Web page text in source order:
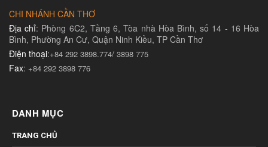
CHI NHÁNH CẦN THƠ
Địa chỉ: Phòng 6C2, Tầng 6, Tòa nhà Hòa Bình, số 14 - 16 Hòa
Bình, Phường An Cư, Quận Ninh Kiều, TP Cần Thơ
Điện thoại:+84 292 3898.774/ 3898 775
Fax: +84 292 3898 776
DANH MỤC
TRANG CHỦ